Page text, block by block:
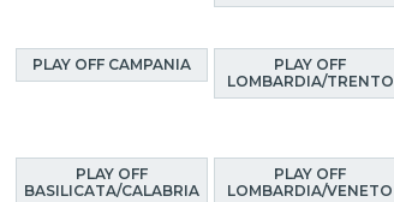
PLAY OFF CAMPANIA
PLAY OFF
LOMBARDIA/TRENTO
PLAY OFF
BASILICATA/CALABRIA
PLAY OFF
LOMBARDIA/VENETO